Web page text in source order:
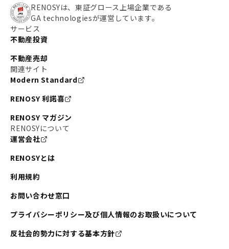
RENOSYは、東証グロース上場企業である
GA technologiesが運営しています。
サービス
不動産投資
不動産売却
関連サイト
Modern Standard
RENOSY 利諾喜
RENOSY マガジン
RENOSYについて
運営会社
RENOSYとは
利用規約
お問い合わせ窓口
プライバシーポリシー及び個人情報のお取扱いについて
反社会的勢力に対する基本方針